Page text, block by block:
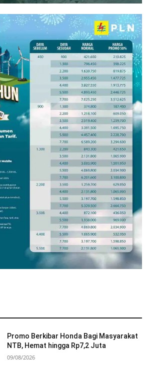
Promo Berkibar Honda Bagi Masyarakat
NTB, Hemat hingga Rp7,2 Juta
09/08/2026